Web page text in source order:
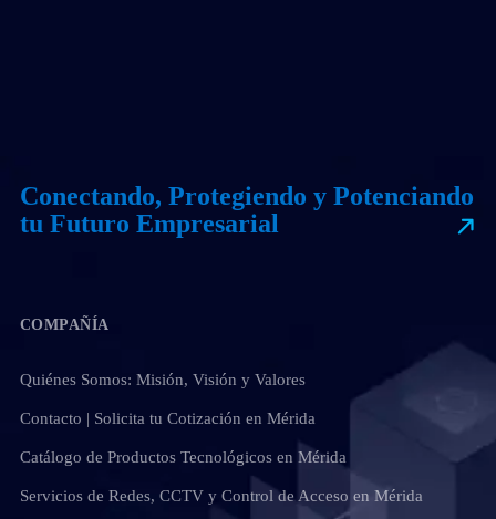
Conectando, Protegiendo y Potenciando
tu Futuro Empresarial
COMPAÑÍA
Quiénes Somos: Misión, Visión y Valores
Contacto | Solicita tu Cotización en Mérida
Catálogo de Productos Tecnológicos en Mérida
Servicios de Redes, CCTV y Control de Acceso en Mérida